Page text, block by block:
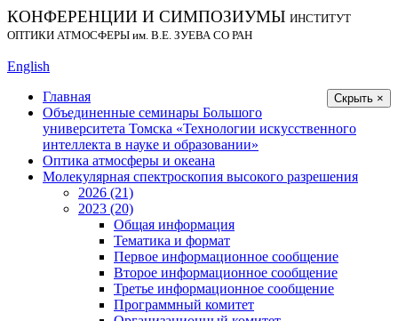
КОНФЕРЕНЦИИ И СИМПОЗИУМЫ ИНСТИТУТ
ОПТИКИ АТМОСФЕРЫ им. В.Е. ЗУЕВА СО РАН
English
Скрыть ×
Главная
Объединенные семинары Большого
университета Томска «Технологии искусственного
интеллекта в науке и образовании»
Оптика атмосферы и океана
Молекулярная спектроскопия высокого разрешения
2026 (21)
2023 (20)
Общая информация
Тематика и формат
Первое информационное сообщение
Второе информационное сообщение
Третье информационное сообщение
Программный комитет